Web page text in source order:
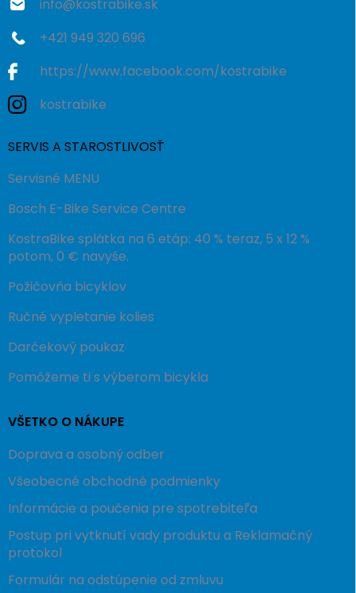
info@kostrabike.sk
+421 949 320 696
https://www.facebook.com/kostrabike
kostrabike
SERVIS A STAROSTLIVOSŤ
Servisné MENU
Bosch E-Bike Service Centre
KostraBike splátka na 6 etáp: 40 % teraz, 5 x 12 %
potom, 0 € navyše.
Požičovňa bicyklov
Ručné vypletanie kolies
Darčekový poukaz
Pomôžeme ti s výberom bicykla
VŠETKO O NÁKUPE
Doprava a osobný odber
Všeobecné obchodné podmienky
Informácie a poučenia pre spotrebiteľa
Postup pri vytknutí vady produktu a Reklamačný
protokol
Formulár na odstúpenie od zmluvu